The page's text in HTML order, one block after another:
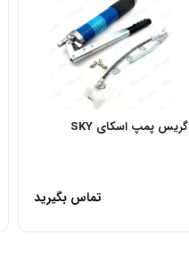
گریس پمپ اسکای SKY
تماس بگیرید